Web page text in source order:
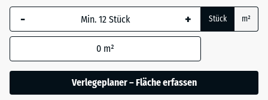
+ 0,40 €
Die gewählte, blau
umrandete
Abmessung wird
Produktdaten nicht
anders angegeben)
für die
- + Stück m²
0 m²
Verlegeplaner – Fläche erfassen